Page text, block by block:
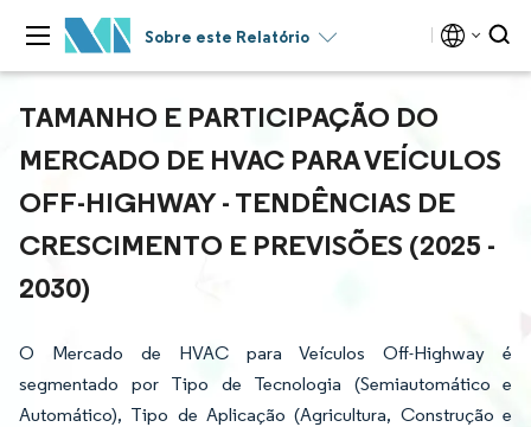
Sobre este Relatório
TAMANHO E PARTICIPAÇÃO DO
MERCADO DE HVAC PARA VEÍCULOS
OFF-HIGHWAY - TENDÊNCIAS DE
CRESCIMENTO E PREVISÕES (2025 -
2030)
O Mercado de HVAC para Veículos Off-Highway é
segmentado por Tipo de Tecnologia (Semiautomático e
Automático), Tipo de Aplicação (Agricultura, Construção e